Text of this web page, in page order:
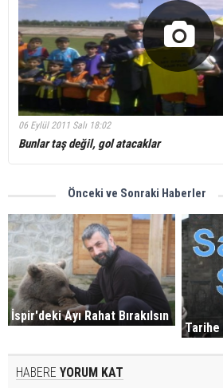
06 Eylül 2011 Salı 18:02
Bunlar taş değil, gol atacaklar
Önceki ve Sonraki Haberler
İspir'deki Ayı Rahat Bırakılsın
Tarihe
HABERE YORUM KAT